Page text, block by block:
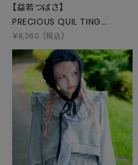
【益若つばさ】
PRECIOUS QUIL TING
SHORTS
￥8,360 (税込)